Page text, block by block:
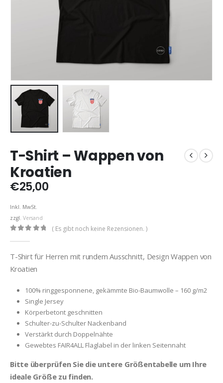
T-Shirt – Wappen von
Kroatien
€25,00
Inkl. MwSt.
zzgl. Versand
( Es gibt noch keine Rezensionen. )
T-Shirt für Herren mit rundem Ausschnitt, Design Wappen von
Kroatien
100% ringgesponnene, gekämmte Bio-Baumwolle – 160 g/m2
Single Jersey
Körperbetont geschnitten
Schulter-zu-Schulter Nackenband
Verstärkt durch Doppelnähte
Gewebtes FAIR4ALL Flaglabel in der linken Seitennaht
Bitte überprüfen Sie die untere Größentabelle um Ihre
ideale Größe zu finden.